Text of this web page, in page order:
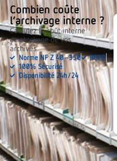
Combien coûte
l’archivage interne ?
Calculez le coût interne
de stockage de vos
archives
Norme NF Z 40-350
RGPD
100% Sécurisé
Disponibilité 24h/24